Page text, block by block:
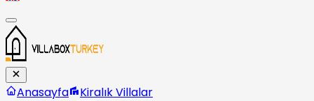
Anasayfa
Kiralık Villalar